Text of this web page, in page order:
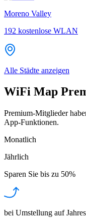
Moreno Valley
192 kostenlose WLAN
Alle Städte anzeigen
WiFi Map
Premium-Mitglieder
App-Funktionen.
Monatlich
Jährlich
Sparen Sie bis zu 50%
bei Umstellung auf